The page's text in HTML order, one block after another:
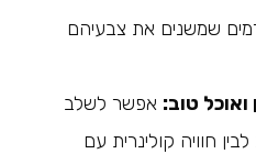
שמשנים את צבעיהם
טוב: אפשר לשלב
חוויה קולינרית עם